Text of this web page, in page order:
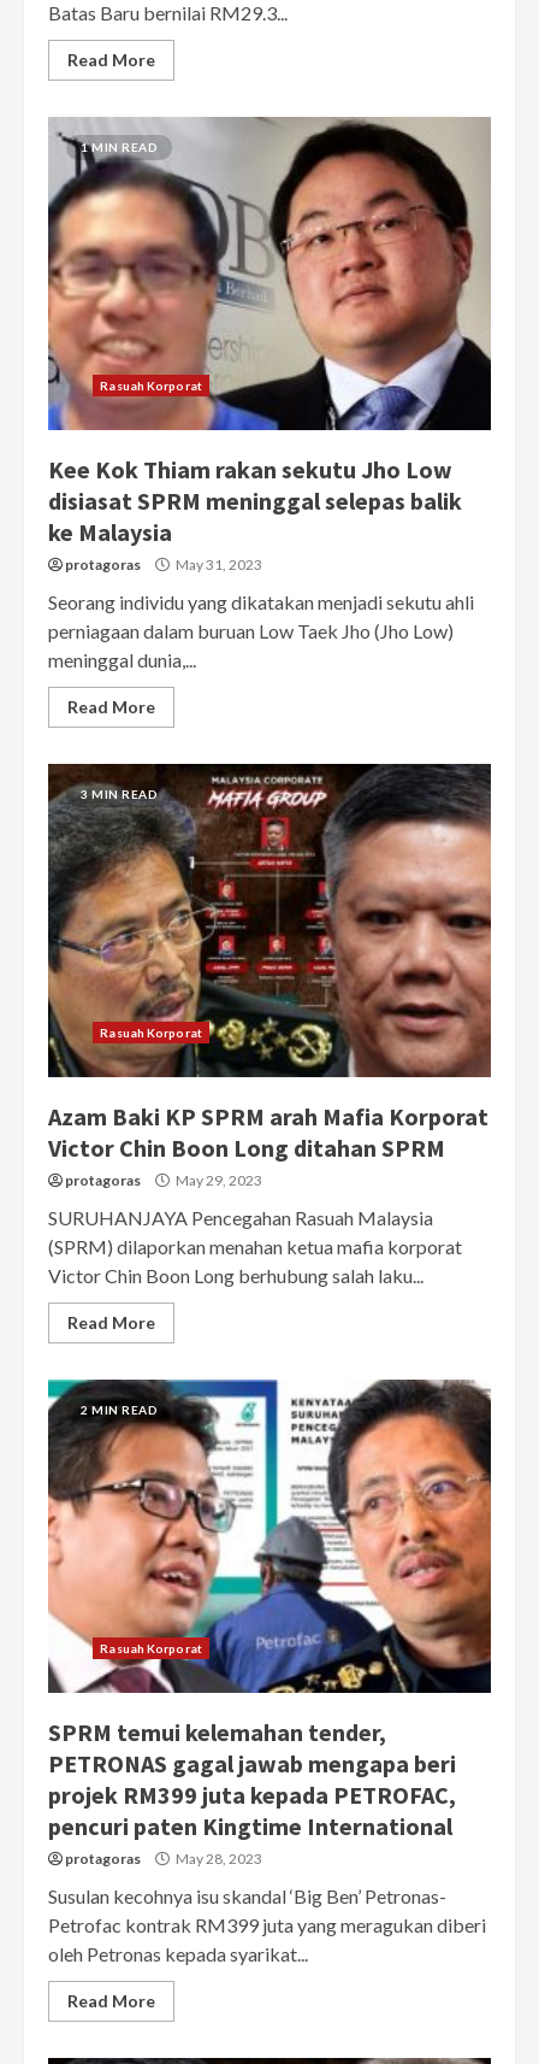
Batas Baru bernilai RM29.3...
Read More
1 MIN READ
Rasuah Korporat
Kee Kok Thiam rakan sekutu Jho Low
disiasat SPRM meninggal selepas balik
ke Malaysia
protagoras May 31, 2023
Seorang individu yang dikatakan menjadi sekutu ahli
perniagaan dalam buruan Low Taek Jho (Jho Low)
meninggal dunia,...
Read More
3 MIN READ
Rasuah Korporat
Azam Baki KP SPRM arah Mafia Korporat
Victor Chin Boon Long ditahan SPRM
protagoras May 29, 2023
SURUHANJAYA Pencegahan Rasuah Malaysia
(SPRM) dilaporkan menahan ketua mafia korporat
Victor Chin Boon Long berhubung salah laku...
Read More
2 MIN READ
Rasuah Korporat
SPRM temui kelemahan tender,
PETRONAS gagal jawab mengapa beri
projek RM399 juta kepada PETROFAC,
pencuri paten Kingtime International
protagoras May 28, 2023
Susulan kecohnya isu skandal ‘Big Ben’ Petronas-
Petrofac kontrak RM399 juta yang meragukan diberi
oleh Petronas kepada syarikat...
Read More